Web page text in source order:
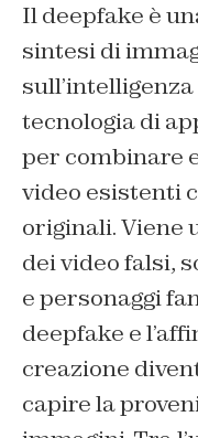
Il deepfake è
sintesi di
tecnologia di
per combinare
video esistenti
originali. Viene
dei video falsi,
e personaggi
deepfake e
creazione
capire la